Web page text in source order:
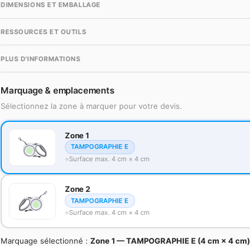
DIMENSIONS ET EMBALLAGE
RESSOURCES ET OUTILS
PLUS D'INFORMATIONS
Marquage & emplacements
Sélectionnez la zone à marquer pour votre devis.
Zone 1
TAMPOGRAPHIE E
Surface max. 4 cm × 4 cm
Zone 2
TAMPOGRAPHIE E
Surface max. 4 cm × 4 cm
Marquage sélectionné :Zone 1 — TAMPOGRAPHIE E (4 cm × 4 cm)